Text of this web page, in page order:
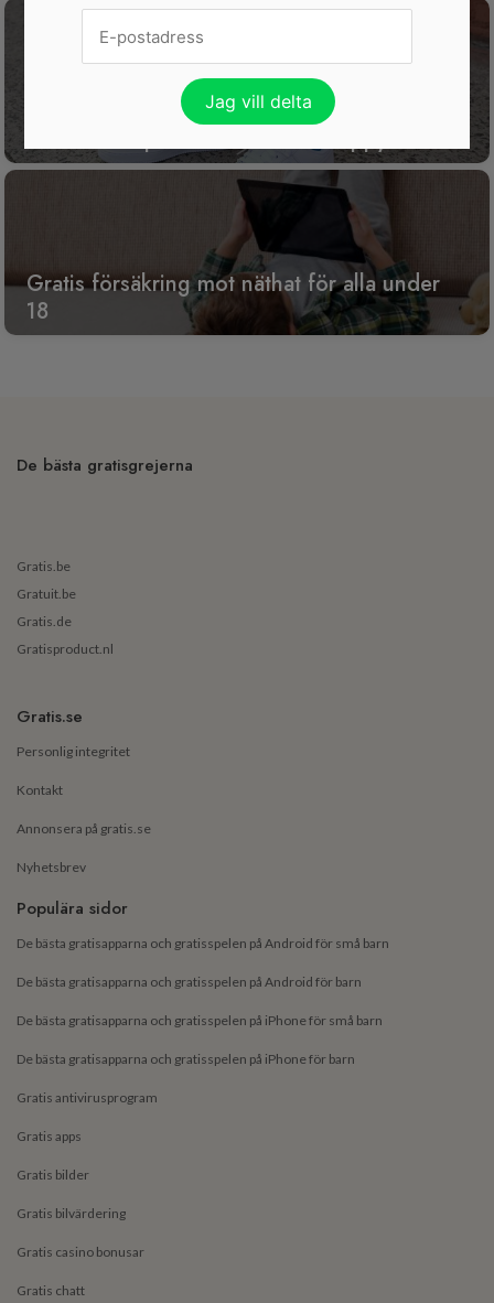
Gratis försäkring mot näthat för alla under
18
De bästa gratisgrejerna
Gratis.be
Gratuit.be
Gratis.de
Gratisproduct.nl
Gratis.se
Personlig integritet
Kontakt
Annonsera på gratis.se
Nyhetsbrev
Populära sidor
De bästa gratisapparna och gratisspelen på Android för små barn
De bästa gratisapparna och gratisspelen på Android för barn
De bästa gratisapparna och gratisspelen på iPhone för små barn
De bästa gratisapparna och gratisspelen på iPhone för barn
Gratis antivirusprogram
Gratis apps
Gratis bilder
Gratis bilvärdering
Gratis casino bonusar
Gratis chatt